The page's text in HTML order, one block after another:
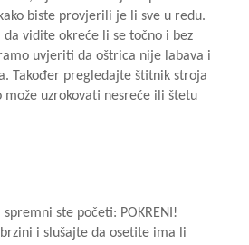
biste provjerili je li sve u redu.
vidite okreće li se točno i bez
uvjeriti da oštrica nije labava i
Također pregledajte štitnik stroja
može uzrokovati nesreće ili štetu
ste početi: POKRENI!
i slušajte da osetite ima li